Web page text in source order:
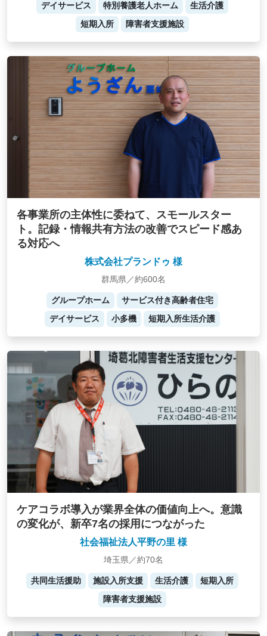
デイサービス 特別養護老人ホーム
生活介護
短期入所
障害者支援施設
各事業所の主体性に委ねて、スモールスター
ト。記録・情報共有方法の改善でスピード感あ
る対応へ
株式会社プランドゥ 様
群馬県／約600名
グループホーム
サービス付き高齢者住宅
デイサービス
小多機 短期入所生活介護
ケアコラボ導入が業界全体の価値向上へ。意識
の変化が、新卒7名の採用につながった
社会福祉法人平野の里 様
埼玉県／約70名
共同生活援助 施設入所支援 生活介護
短期入所
障害者支援施設